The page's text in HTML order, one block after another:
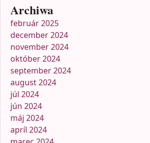
Archiwa
február 2025
december 2024
november 2024
október 2024
september 2024
august 2024
júl 2024
jún 2024
máj 2024
apríl 2024